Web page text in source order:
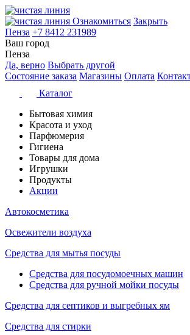
Ознакомиться Закрыть
Пенза +7 8412 231989
Ваш город
Пенза
Да, верно Выбрать другой
Состояние заказа Магазины Оплата
Каталог
Бытовая химия
Красота и уход
Парфюмерия
Гигиена
Товары для дома
Игрушки
Продукты
Акции
Автокосметика
Освежители воздуха
Средства для мытья посуды
Средства для посудомоечных машин
Средства для ручной мойки посуды
Средства для септиков и выгребных ям
Средства для стирки